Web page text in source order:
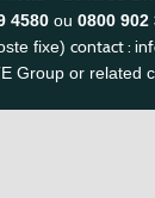
4580 ou 0800 902
fixe) contact :
Group or related